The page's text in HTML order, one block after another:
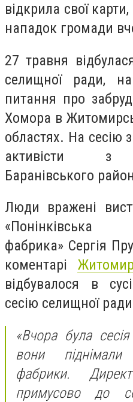
відкрила свої
нападок громади
27 травня
селищної ради,
питання про
Хомора в
областях. На сесію
активісти з
Баранівського
Люди вражені
«Понінківська
фабрика» Сергія
коментарі
відбувалося в
сесію селищної
«Вчора була сесія
вони
фабрики.
примусово до